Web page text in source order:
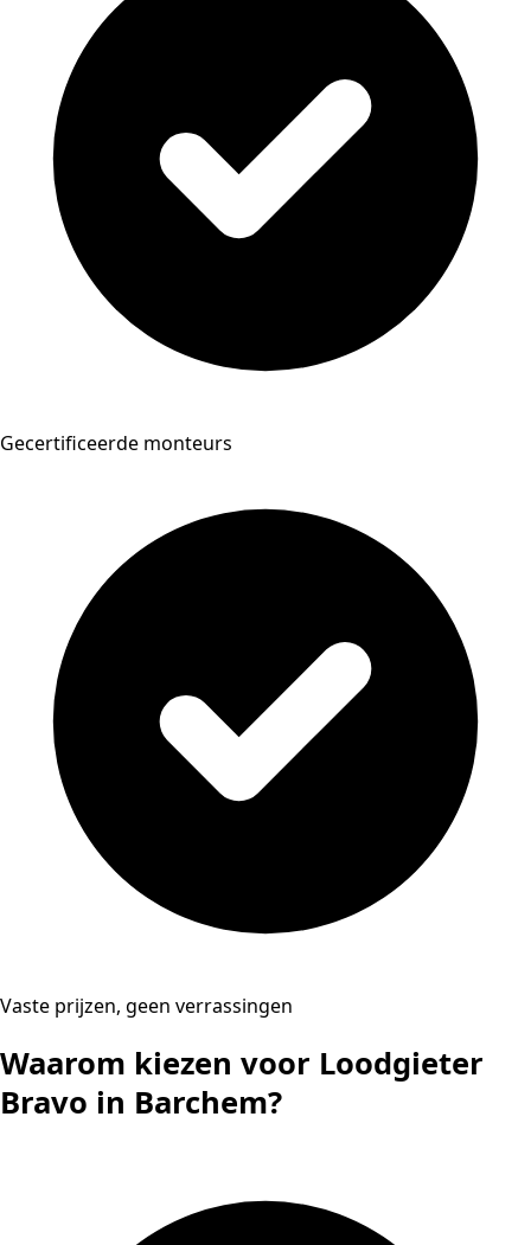
Gecertificeerde monteurs
Vaste prijzen, geen verrassingen
Waarom kiezen voor Loodgieter
Bravo in Barchem?